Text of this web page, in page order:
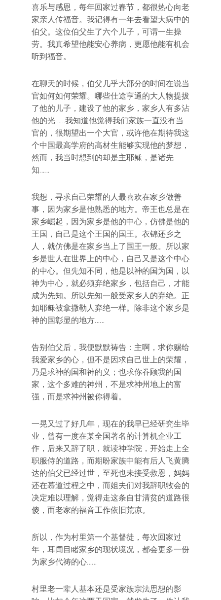
喜乐与感恩，每年回家过春节，都很热心向老
家亲人传福音。我记得有一年去看望大病中的
伯父。这位伯父生了六个儿子，可谓一生操
劳。我真希望他能安心养病，更愿他能有机会
听到福音。
在聊天的时候，伯父几乎大部分的时间在说当
官如何如何荣耀。哪些仕途亨通的大人物提拔
了他的儿子，建设了他的家乡，家乡人有多沾
他的光……我知道他觉得我们家族一直没有当
官的，很期望出一个大官，或许他在期待我这
个中国最高学府的高材生能够实现他的梦想，
然而，我当时想到的却是主耶稣，是诸先
知……
我想，寻求自己荣耀的人最喜欢在家乡做善
事，因为家乡是他熟悉的地方。帝王也总是在
家乡崛起，因为家乡是他的中心，仿佛是他的
王国，自己是这个王国的国王。衣锦还乡之
人，就仿佛是在家乡当上了国王一般。所以家
乡是世人在世界上的中心，自己又是这个中心
的中心。但先知不同，他是以神的国为国，以
神为中心，就必须弃绝家乡，包括自己，才能
成为先知。所以先知一般受家乡人的弃绝。正
如耶稣被拿撒勒人弃绝一样。除非这个家乡是
神的国彰显的地方……
告别伯父后，我便默默祷告：主啊，求你赐给
我爱家乡的心，但不是因求自己世上的荣耀，
乃是求神的国和神的义；也求你眷顾我的国
家，这个多难的神州，不是求神州地上的富
强，而是求神州被你得着。
一晃又过了好几年，现在的我早已经研究生毕
业，曾有一度在某全国著名的计算机企业工
作，后来又辞了职，就读神学院，开始走上全
职服侍的道路，而期盼家族中能有后人飞黄腾
达的伯父已经过世，至死也未接受救恩，妈妈
还在慕道过程之中，而姐夫们对我辞职牧会的
决定难以理解，觉得走这条自甘清贫的道路很
傻，而老家的福音工作依旧荒凉。
所以，作为村里第一个基督徒，每次回家过
年，耳闻目睹家乡的现状境况，都会更多一份
为家乡代祷的心……
村里老一辈人基本还是受家族宗法思想的影